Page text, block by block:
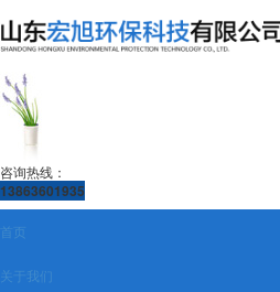
咨询热线：
13863601935
首页
关于我们